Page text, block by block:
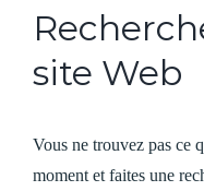
site Web
Vous ne trouvez pas ce
moment et faites une